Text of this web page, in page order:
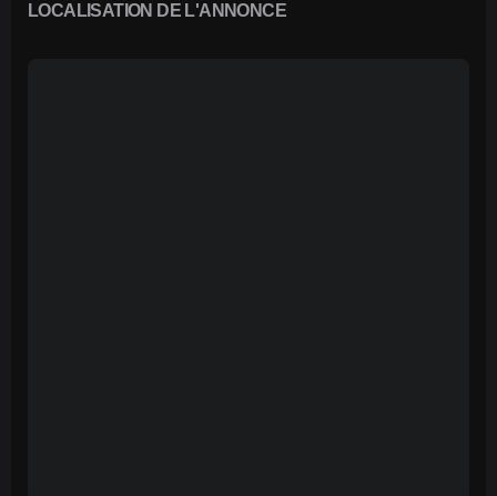
LOCALISATION DE L'ANNONCE